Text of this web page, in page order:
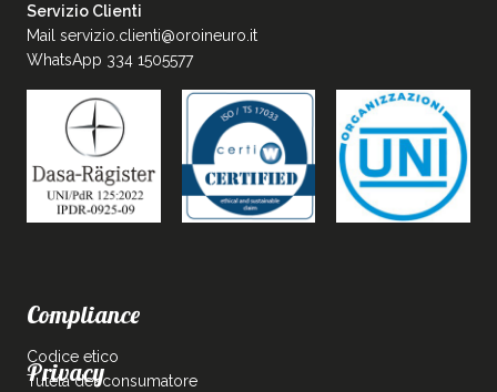
Servizio Clienti
Mail servizio.clienti@oroineuro.it
WhatsApp 334 1505577
Compliance
Codice etico
Tutela del consumatore
Privacy